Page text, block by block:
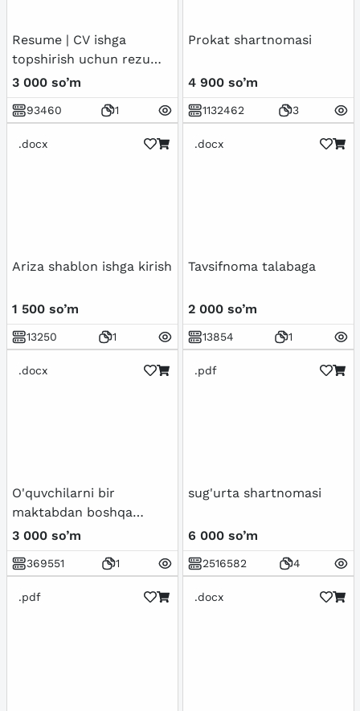
Resume | CV ishga
topshirish uchun rezume
namunasi
3 000 so’m
93460 1
Prokat shartnomasi
4 900 so’m
1132462 3
.docx
Ariza shablon ishga kirish
1 500 so’m
13250 1
.docx
Tavsifnoma talabaga
2 000 so’m
13854 1
.docx
O'quvchilarni bir
maktabdan boshqa
maktabga ko‘chirishda
kelish taloni
3 000 so’m
369551 1
.pdf
sug'urta shartnomasi
6 000 so’m
2516582 4
.pdf .docx